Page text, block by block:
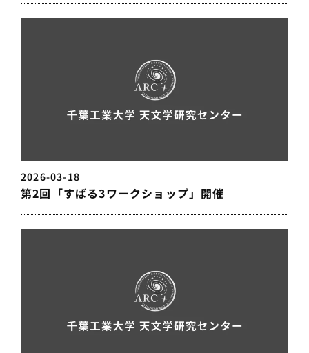
2026-03-18
第2回「すばる3ワークショップ」開催